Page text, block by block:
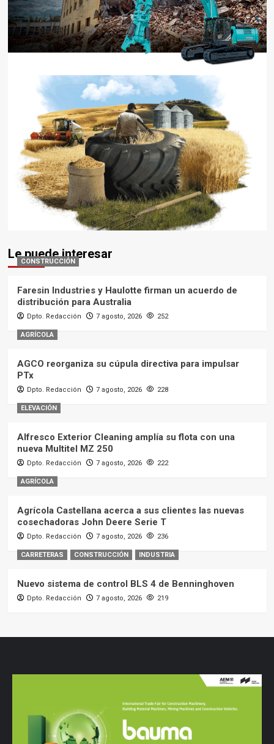
Le puede interesar
CONSTRUCCIÓN
Faresin Industries y Haulotte firman un acuerdo de
distribución para Australia
Dpto. Redacción 7 agosto, 2026 252
AGRÍCOLA
AGCO reorganiza su cúpula directiva para impulsar
PTx
Dpto. Redacción 7 agosto, 2026 228
ELEVACIÓN
Alfresco Exterior Cleaning amplía su flota con una
nueva Multitel MZ 250
Dpto. Redacción 7 agosto, 2026 222
AGRÍCOLA
Agrícola Castellana acerca a sus clientes las nuevas
cosechadoras John Deere Serie T
Dpto. Redacción 7 agosto, 2026 236
CARRETERAS CONSTRUCCIÓN INDUSTRIA
Nuevo sistema de control BLS 4 de Benninghoven
Dpto. Redacción 7 agosto, 2026 219